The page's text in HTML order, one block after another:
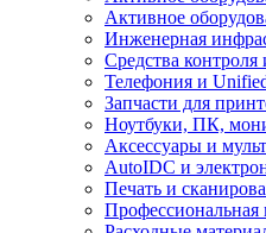
Активное
Инженерная
Средства контроля
Телефония и
Запчасти для
Ноутбуки, ПК,
Аксессуары и
AutoIDC и
Печать и
Профессиональная